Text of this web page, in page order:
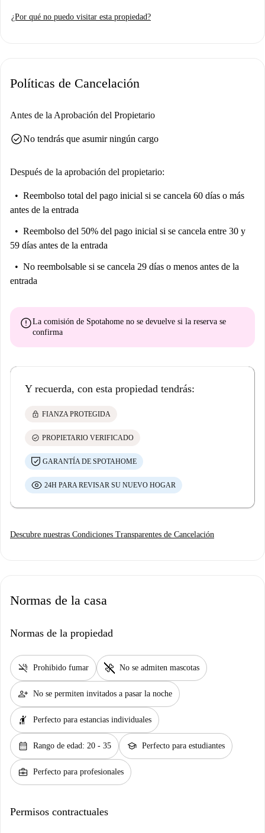
mascotas, ni visitas nocturnas, y el propietario no reside en la propiedad.
otros servicios como el mercado Épicerie Cave Foch Pergolèse y el
la comodidad y el encanto de vivir en París.
¿Por qué no puedo visitar esta propiedad?
Políticas de Cancelación
Antes de la Aprobación del Propietario
check_circleNo tendrás que asumir ningún cargo
Después de la aprobación del propietario:
Reembolso total del pago inicial si se cancela 60 días o más
antes de la entrada
Reembolso del 50% del pago inicial si se cancela entre 30 y
59 días antes de la entrada
No reembolsable si se cancela 29 días o menos antes de la
entrada
errorLa comisión de Spotahome no se devuelve si la reserva se
confirma
Y recuerda, con esta propiedad tendrás:
lock FIANZA PROTEGIDA
check_circle PROPIETARIO VERIFICADO
GARANTÍA DE SPOTAHOME
24H PARA REVISAR SU NUEVO HOGAR
Descubre nuestras Condiciones Transparentes de Cancelación
Normas de la casa
Normas de la propiedad
smoke_free Prohibido fumar pet_supplies No se admiten mascotas
person_add No se permiten invitados a pasar la noche
hail Perfecto para estancias individuales
calendar_month Rango de edad: 20 - 35 school Perfecto para estudiantes
business_center Perfecto para profesionales
Permisos contractuales